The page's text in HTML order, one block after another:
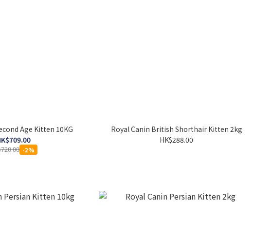
Age Kitten 10KG
-2%
Royal Canin British Shorthair Kitten 2kg
HK$288.00